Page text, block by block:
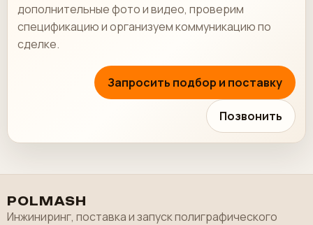
дополнительные фото и видео, проверим
спецификацию и организуем коммуникацию по
сделке.
Запросить подбор и поставку
Позвонить
POLMASH
Инжиниринг, поставка и запуск полиграфического